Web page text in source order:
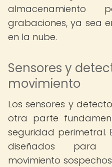
grabaciones, ya sea
en la nube.
Sensores y
movimiento
Los sensores y
otra parte
seguridad perimetral.
diseñados para
movimiento